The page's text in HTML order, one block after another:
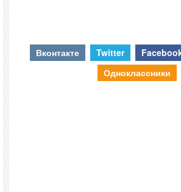
Вконтакте Twitter
Одноклассники